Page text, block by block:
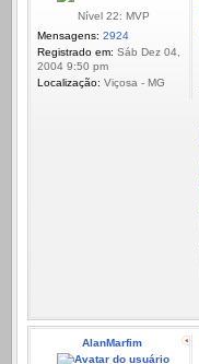
Nível 22: MVP
Mensagens: 2924
Registrado em: Sáb Dez 04,
2004 9:50 pm
Localização: Viçosa - MG
AlanMarfim